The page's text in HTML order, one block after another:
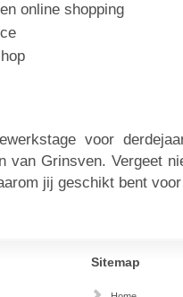
online shopping
voor
van Grinsven. Vergeet
jij geschikt bent
Sitemap